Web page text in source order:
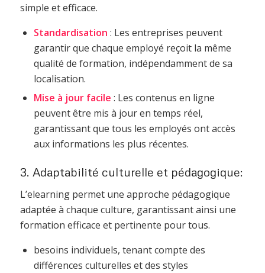
simple et efficace.
Standardisation : Les entreprises peuvent
garantir que chaque employé reçoit la même
qualité de formation, indépendamment de sa
localisation.
Mise à jour facile : Les contenus en ligne
peuvent être mis à jour en temps réel,
garantissant que tous les employés ont accès
aux informations les plus récentes.
3. Adaptabilité culturelle et pédagogique:
L’elearning permet une approche pédagogique
adaptée à chaque culture, garantissant ainsi une
formation efficace et pertinente pour tous.
besoins individuels, tenant compte des
différences culturelles et des styles